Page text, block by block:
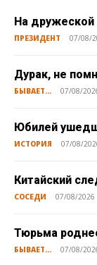
На дружеской
ПРЕЗИДЕНТ 07/08/
Дурак, не
БЫВАЕТ... 07/08/
Юбилей
ИСТОРИЯ 07/08/
Китайский
СОСЕДИ 07/08/2026
Тюрьма
БЫВАЕТ... 07/08/